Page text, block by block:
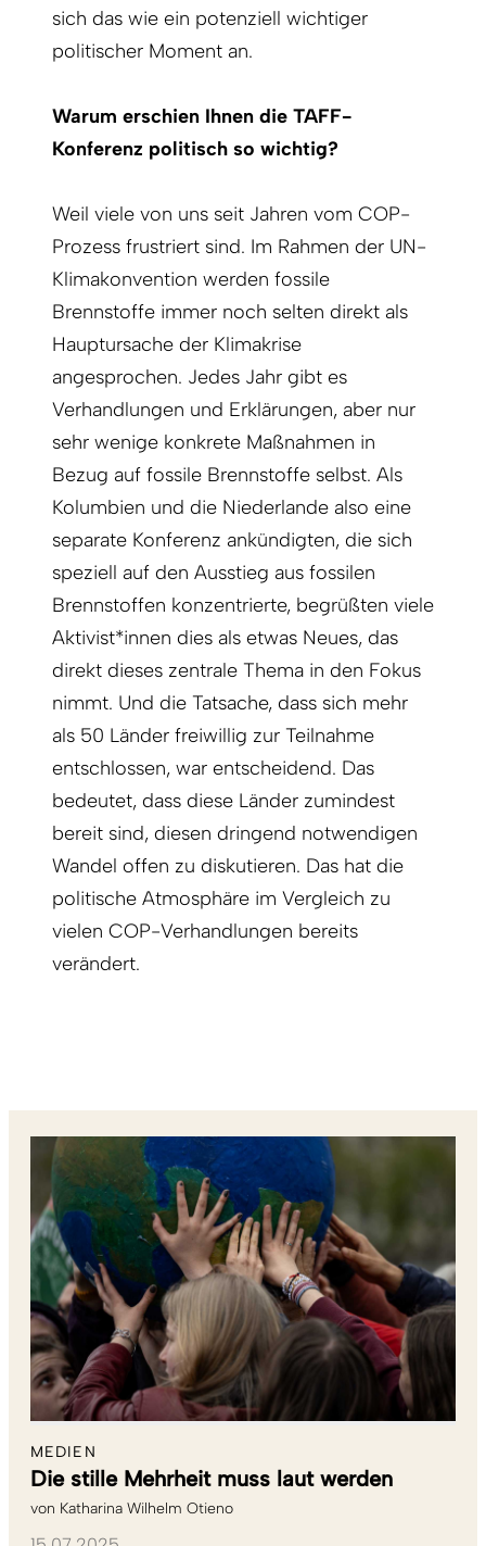
sich das wie ein potenziell wichtiger
politischer Moment an.
Warum erschien Ihnen die TAFF-
Konferenz politisch so wichtig?
Weil viele von uns seit Jahren vom COP-
Prozess frustriert sind. Im Rahmen der UN-
Klimakonvention werden fossile
Brennstoffe immer noch selten direkt als
Hauptursache der Klimakrise
angesprochen. Jedes Jahr gibt es
Verhandlungen und Erklärungen, aber nur
sehr wenige konkrete Maßnahmen in
Bezug auf fossile Brennstoffe selbst. Als
Kolumbien und die Niederlande also eine
separate Konferenz ankündigten, die sich
speziell auf den Ausstieg aus fossilen
Brennstoffen konzentrierte, begrüßten viele
Aktivist*innen dies als etwas Neues, das
direkt dieses zentrale Thema in den Fokus
nimmt. Und die Tatsache, dass sich mehr
als 50 Länder freiwillig zur Teilnahme
entschlossen, war entscheidend. Das
bedeutet, dass diese Länder zumindest
bereit sind, diesen dringend notwendigen
Wandel offen zu diskutieren. Das hat die
politische Atmosphäre im Vergleich zu
vielen COP-Verhandlungen bereits
verändert.
MEDIEN
Die stille Mehrheit muss laut werden
von Katharina Wilhelm Otieno